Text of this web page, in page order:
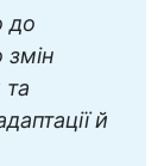
до
та
й